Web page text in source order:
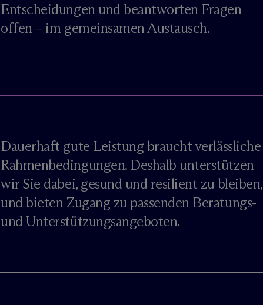
Entscheidungen und beantworten Fragen
offen – im gemeinsamen Austausch.
Dauerhaft gute Leistung braucht verlässliche
Rahmenbedingungen. Deshalb unterstützen
wir Sie dabei, gesund und resilient zu bleiben,
und bieten Zugang zu passenden Beratungs-
und Unterstützungsangeboten.